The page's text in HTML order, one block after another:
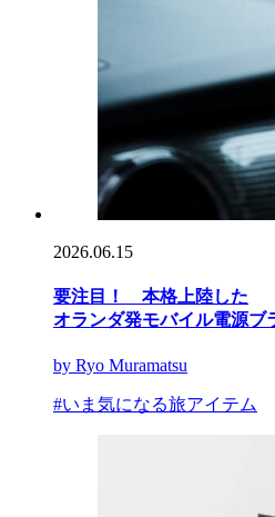
2026.06.15
要注目！ 本格上陸した
オランダ発モバイル電源ブ
by Ryo Muramatsu
#いま気になる旅アイテム